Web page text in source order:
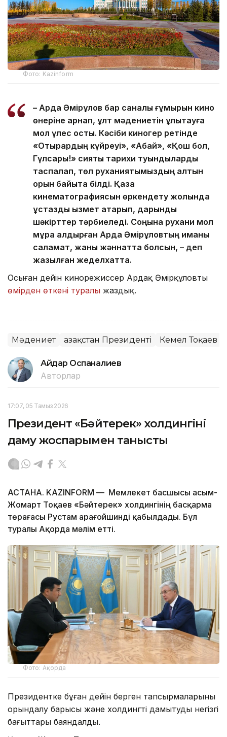
Фото: Kazinform
– Ардақ Әмірқұлов бар саналы ғұмырын кино
өнеріне арнап, ұлт мәдениетін ұлықтауға
мол үлес қосты. Кәсіби киногер ретінде
«Отырардың күйреуі», «Абай», «Қош бол,
Гүлсары!» сияқты тарихи туындыларды
таспалап, төл руханиятымыздың алтын
қорын байыта білді. Қазақ
кинематографиясын өркендету жолында
ұстаздық қызмет атқарып, дарынды
шәкірттер тәрбиеледі. Соңына рухани мол
мұра қалдырған Ардақ Әмірқұловтың иманы
саламат, жаны жәннатта болсын, – деп
жазылған жеделхатта.
Осыған дейін кинорежиссер Ардақ Әмірқұловтың
өмірден өткені туралы жаздық.
Мәдениет Қазақстан Президенті Кемел Тоқаев
Айдар Оспаналиев
Авторлар
17:07, 05 Тамыз 2026
Президент «Бәйтерек» холдингінің
даму жоспарымен танысты
АСТАНА. KAZINFORM — Мемлекет басшысы Қасым-
Жомарт Тоқаев «Бәйтерек» холдингінің басқарма
төрағасы Рустам Қарағойшинді қабылдады. Бұл
туралы Ақорда мәлім етті.
Фото: Ақорда
Президентке бұған дейін берген тапсырмаларының
орындалу барысы және холдингті дамытудың негізгі
бағыттары баяндалды.